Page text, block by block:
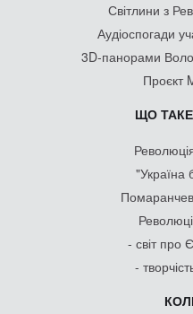
Світлини з
Аудіоспогади
3D-панорами
Проєкт
ЩО
"Україна
- світ про
-